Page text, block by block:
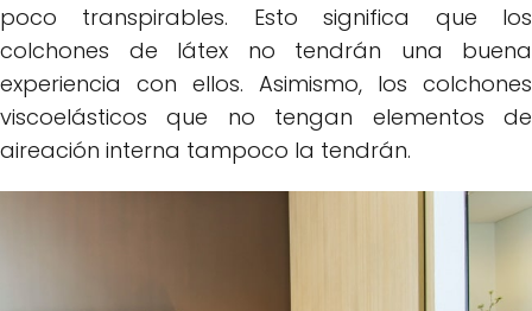
poco transpirables. Esto significa que los
colchones de látex no tendrán una buena
experiencia con ellos. Asimismo, los colchones
viscoelásticos que no tengan elementos de
aireación interna tampoco la tendrán.